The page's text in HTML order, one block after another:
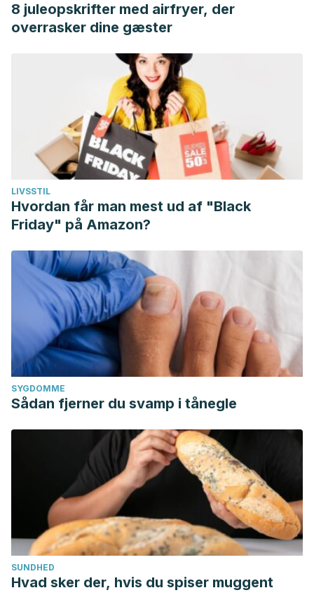
8 juleopskrifter med airfryer, der
overrasker dine gæster
LIVSSTIL
Hvordan får man mest ud af "Black
Friday" på Amazon?
SYGDOMME
Sådan fjerner du svamp i tånegle
SUNDHED
Hvad sker der, hvis du spiser muggent